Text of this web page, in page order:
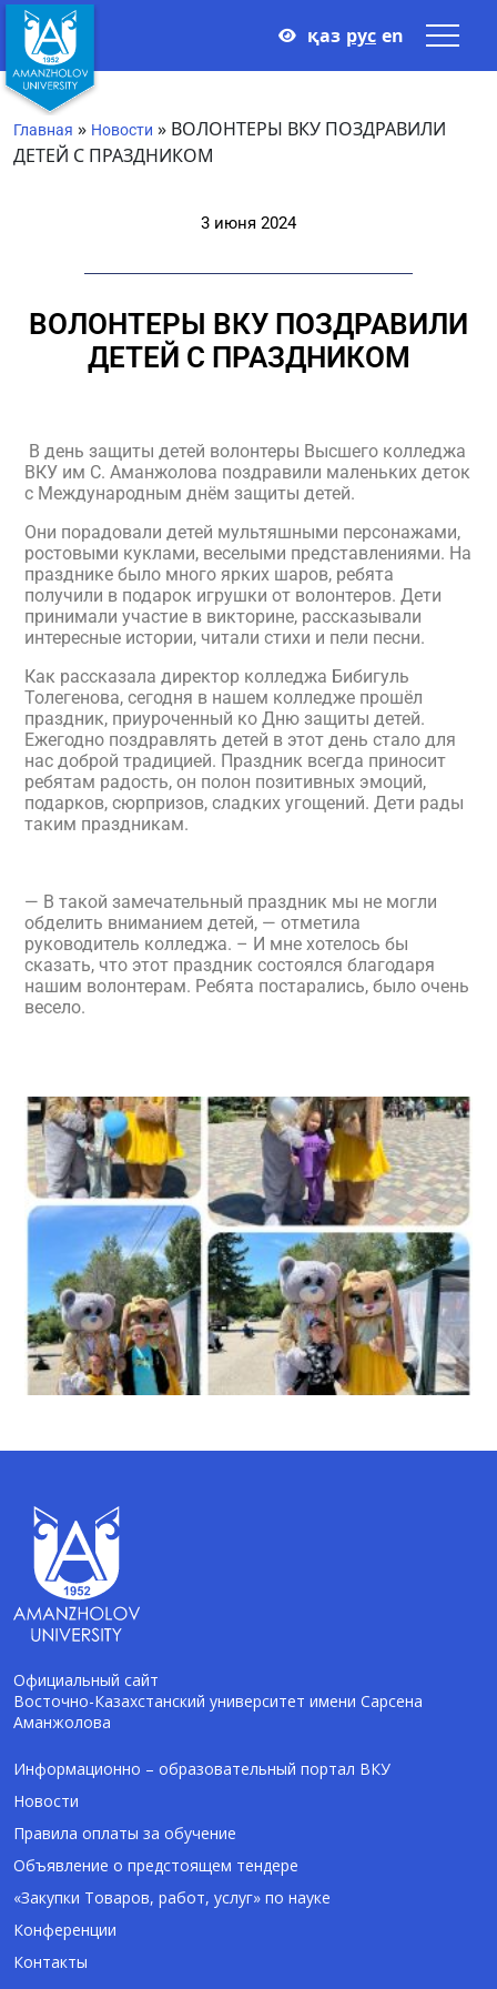
қаз рус en
Главная » Новости » ВОЛОНТЕРЫ ВКУ ПОЗДРАВИЛИ
ДЕТЕЙ С ПРАЗДНИКОМ
3 июня 2024
ВОЛОНТЕРЫ ВКУ ПОЗДРАВИЛИ
ДЕТЕЙ С ПРАЗДНИКОМ
В день защиты детей волонтеры Высшего колледжа
ВКУ им С. Аманжолова поздравили маленьких деток
с Международным днём защиты детей.
Они порадовали детей мультяшными персонажами,
ростовыми куклами, веселыми представлениями. На
празднике было много ярких шаров, ребята
получили в подарок игрушки от волонтеров. Дети
принимали участие в викторине, рассказывали
интересные истории, читали стихи и пели песни.
Как рассказала директор колледжа Бибигуль
Толегенова, сегодня в нашем колледже прошёл
праздник, приуроченный ко Дню защиты детей.
Ежегодно поздравлять детей в этот день стало для
нас доброй традицией. Праздник всегда приносит
ребятам радость, он полон позитивных эмоций,
подарков, сюрпризов, сладких угощений. Дети рады
таким праздникам.
— В такой замечательный праздник мы не могли
обделить вниманием детей, — отметила
руководитель колледжа. – И мне хотелось бы
сказать, что этот праздник состоялся благодаря
нашим волонтерам. Ребята постарались, было очень
весело.
Официальный сайт
Восточно-Казахстанский университет имени Сарсена
Аманжолова
Информационно – образовательный портал ВКУ
Новости
Правила оплаты за обучение
Объявление о предстоящем тендере
«Закупки Товаров, работ, услуг» по науке
Конференции
Контакты
Помощник Amanzholov University
Здравствуйте! Я AI-Talapker — помощник
ВКУ им. Сарсена Аманжолова (ВКУ). Отвечу
на вопросы о поступлении в бакалавриат,